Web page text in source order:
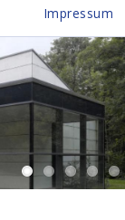
Impressum